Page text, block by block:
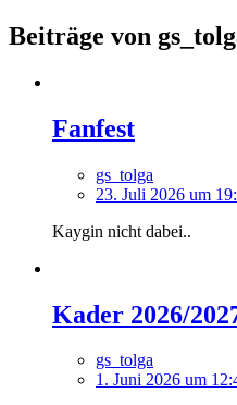
Beiträge von
Fanfest
gs_tolga
23. Juli 2026 um
Kaygin nicht dabei..
Kader 2026/
gs_tolga
1. Juni 2026 um